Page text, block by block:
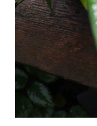
ITALIEN
SUBLIME !
ET FUGUEUSES
AND I
journal